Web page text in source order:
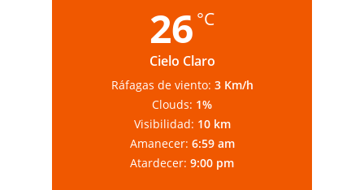
26 °C
Cielo Claro
Ráfagas de viento: 3 Km/h
Clouds: 1%
Visibilidad: 10 km
Amanecer: 6:59 am
Atardecer: 9:00 pm